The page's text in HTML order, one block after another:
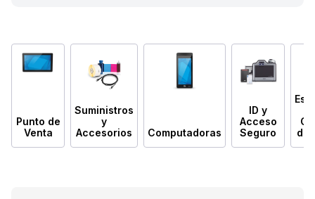
Punto de
Venta
Suministros
y
Accesorios
Computadoras
ID y
Acceso
Seguro
de